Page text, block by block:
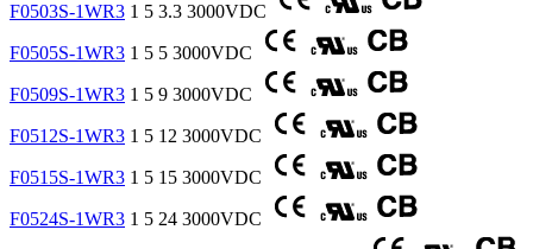
F0503S-1WR3 1 5 3.3 3000VDC
F0505S-1WR3 1 5 5 3000VDC
F0509S-1WR3 1 5 9 3000VDC
F0512S-1WR3 1 5 12 3000VDC
F0515S-1WR3 1 5 15 3000VDC
F0524S-1WR3 1 5 24 3000VDC